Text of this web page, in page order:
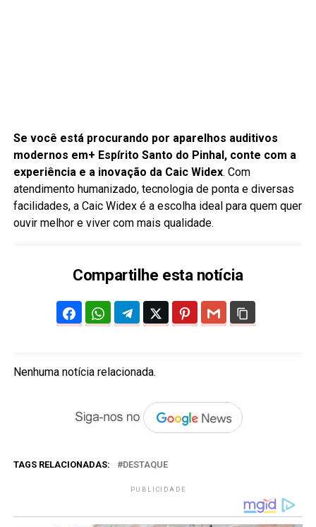
Se você está procurando por aparelhos auditivos
modernos em+ Espírito Santo do Pinhal, conte com a
experiência e a inovação da Caic Widex. Com
atendimento humanizado, tecnologia de ponta e diversas
facilidades, a Caic Widex é a escolha ideal para quem quer
ouvir melhor e viver com mais qualidade.
Compartilhe esta notícia
Nenhuma notícia relacionada.
TAGS RELACIONADAS: DESTAQUE
PUBLICIDADE